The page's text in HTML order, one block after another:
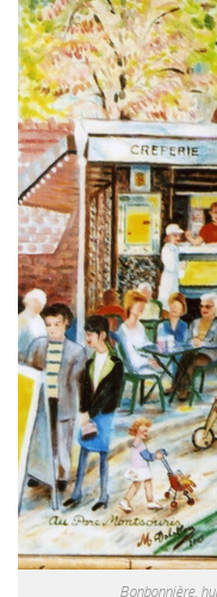
Desserts
Sauces
Bonbonnière,